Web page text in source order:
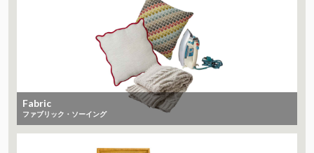
Fabric
ファブリック・ソーイング